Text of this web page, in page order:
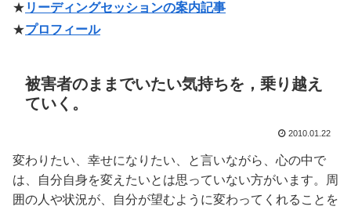
★ リーディングセッションの案内記事
★プロフィール
被害者のままでいたい気持ちを，乗り越え
ていく。
2010.01.22
変わりたい、幸せになりたい、と言いながら、心の中で
は、自分自身を変えたいとは思っていない方がいます。周
囲の人や状況が、自分が望むように変わってくれることを